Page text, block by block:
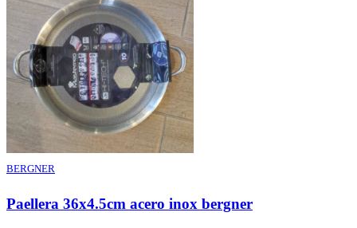
BERGNER
Paellera 36x4.5cm acero inox bergner